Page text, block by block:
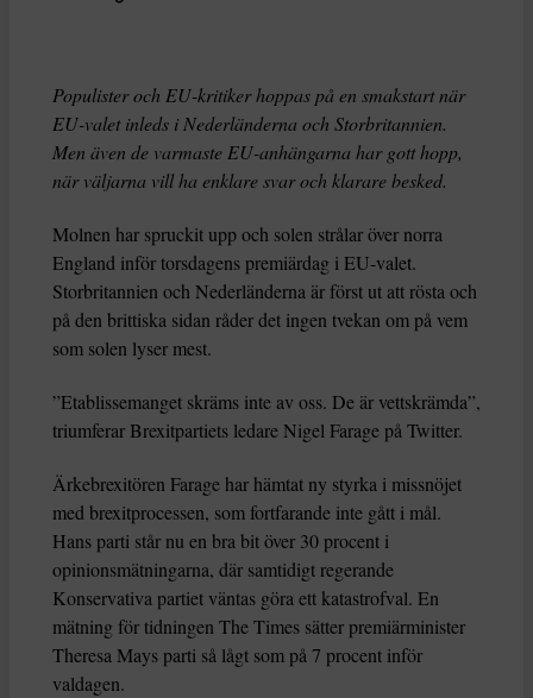
Populister och EU-kritiker hoppas på en smakstart när
EU-valet inleds i Nederländerna och Storbritannien.
Men även de varmaste EU-anhängarna har gott hopp,
när väljarna vill ha enklare svar och klarare besked.
Molnen har spruckit upp och solen strålar över norra
England inför torsdagens premiärdag i EU-valet.
Storbritannien och Nederländerna är först ut att rösta och
på den brittiska sidan råder det ingen tvekan om på vem
som solen lyser mest.
”Etablissemanget skräms inte av oss. De är vettskrämda”,
triumferar Brexitpartiets ledare Nigel Farage på Twitter.
Ärkebrexitören Farage har hämtat ny styrka i missnöjet
med brexitprocessen, som fortfarande inte gått i mål.
Hans parti står nu en bra bit över 30 procent i
opinionsmätningarna, där samtidigt regerande
Konservativa partiet väntas göra ett katastrofval. En
mätning för tidningen The Times sätter premiärminister
Theresa Mays parti så lågt som på 7 procent inför
valdagen.